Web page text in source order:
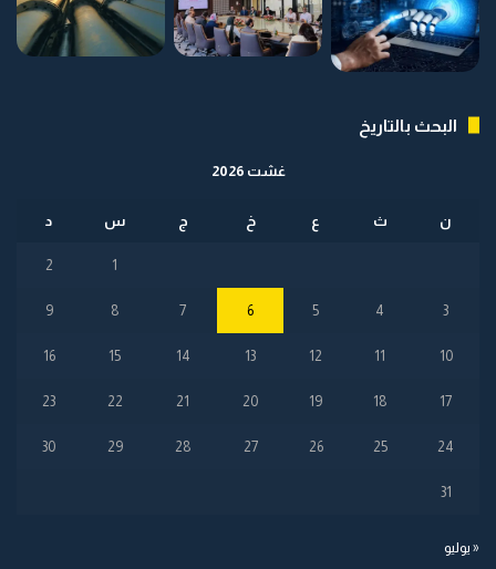
البحث بالتاريخ
غشت 2026
ن ث ع خ ج س د
1
2
3
4
5
6
7
8
9
10
11
12
13
14
15
16
17
18
19
20
21
22
23
24
25
26
27
28
29
30
31
« يوليو